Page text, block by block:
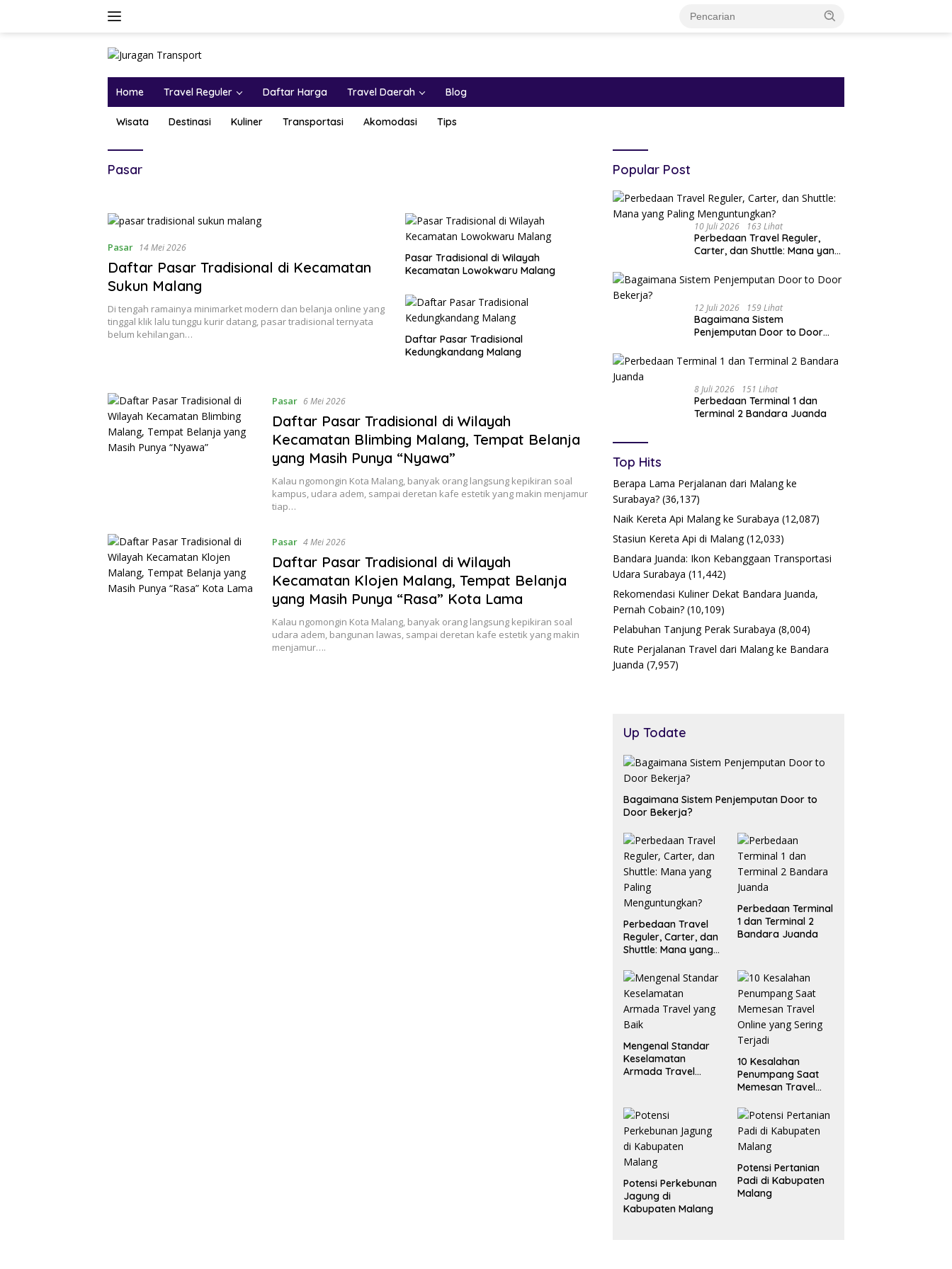
Home Travel Reguler Daftar Harga Travel Daerah Blog
Wisata Destinasi Kuliner Transportasi Akomodasi Tips
Pasar
Pasar 14 Mei 2026
Daftar Pasar Tradisional di Kecamatan
Sukun Malang
Di tengah ramainya minimarket modern dan belanja online yang
tinggal klik lalu tunggu kurir datang, pasar tradisional ternyata
belum kehilangan…
Pasar Tradisional di Wilayah
Kecamatan Lowokwaru Malang
Daftar Pasar Tradisional
Kedungkandang Malang
Pasar 6 Mei 2026
Daftar Pasar Tradisional di Wilayah
Kecamatan Blimbing Malang, Tempat Belanja
yang Masih Punya “Nyawa”
Kalau ngomongin Kota Malang, banyak orang langsung kepikiran soal
kampus, udara adem, sampai deretan kafe estetik yang makin menjamur
tiap…
Pasar 4 Mei 2026
Daftar Pasar Tradisional di Wilayah
Kecamatan Klojen Malang, Tempat Belanja
yang Masih Punya “Rasa” Kota Lama
Kalau ngomongin Kota Malang, banyak orang langsung kepikiran soal
udara adem, bangunan lawas, sampai deretan kafe estetik yang makin
menjamur….
Popular Post
10 Juli 2026 163 Lihat
Perbedaan Travel Reguler,
Carter, dan Shuttle: Mana yang
12 Juli 2026 159 Lihat
Bagaimana Sistem
Penjemputan Door to Door
8 Juli 2026 151 Lihat
Perbedaan Terminal 1 dan
Terminal 2 Bandara Juanda
Top Hits
Berapa Lama Perjalanan dari Malang ke
Surabaya? (36,137)
Naik Kereta Api Malang ke Surabaya (12,087)
Stasiun Kereta Api di Malang (12,033)
Bandara Juanda: Ikon Kebanggaan Transportasi
Udara Surabaya (11,442)
Rekomendasi Kuliner Dekat Bandara Juanda,
Pernah Cobain? (10,109)
Pelabuhan Tanjung Perak Surabaya (8,004)
Rute Perjalanan Travel dari Malang ke Bandara
Juanda (7,957)
Up Todate
Bagaimana Sistem Penjemputan Door to
Door Bekerja?
Perbedaan Travel
Reguler, Carter, dan
Shuttle: Mana yang
Menguntungkan?
Perbedaan Terminal
1 dan Terminal 2
Bandara Juanda
Mengenal Standar
Keselamatan
Armada Travel
10 Kesalahan
Penumpang Saat
Memesan Travel
Terjadi
Potensi Perkebunan
Jagung di
Kabupaten Malang
Potensi Pertanian
Padi di Kabupaten
Malang